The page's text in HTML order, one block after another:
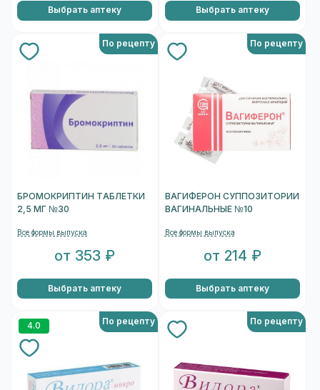
Выбрать аптеку Выбрать аптеку
По рецепту
БРОМОКРИПТИН ТАБЛЕТКИ
2,5 МГ №30
Все формы выпуска
от 353 ₽
Выбрать аптеку
По рецепту
ВАГИФЕРОН СУППОЗИТОРИИ
ВАГИНАЛЬНЫЕ №10
Все формы выпуска
от 214 ₽
Выбрать аптеку
4.0 По рецепту По рецепту